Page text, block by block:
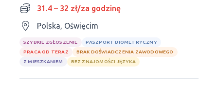
31.4 – 32 zł/za godzinę
Polska, Oświęcim
SZYBKIE ZGŁOSZENIE
PASZPORT BIOMETRYCZNY
PRACA OD TERAZ
BRAK DOŚWIADCZENIA ZAWODOWEGO
Z MIESZKANIEM
BEZ ZNAJOMOŚCI JĘZYKA